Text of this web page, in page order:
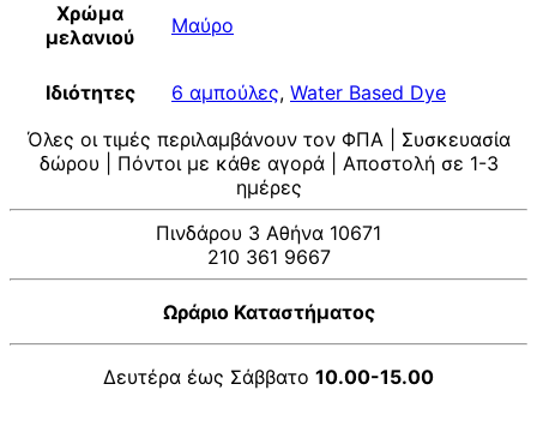
Χρώμα
μελανιού
Μαύρο
Ιδιότητες 6 αμπούλες, Water Based Dye
Όλες οι τιμές περιλαμβάνουν τον ΦΠΑ | Συσκευασία
δώρου | Πόντοι με κάθε αγορά | Αποστολή σε 1-3
ημέρες
Πινδάρου 3 Αθήνα 10671
210 361 9667
Ωράριο Καταστήματος
Δευτέρα έως Σάββατο 10.00-15.00